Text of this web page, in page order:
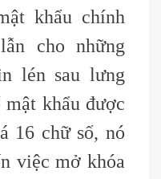
khẩu chính
cho những
lén sau lưng
khẩu được
16 chữ số, nó
việc mở khóa